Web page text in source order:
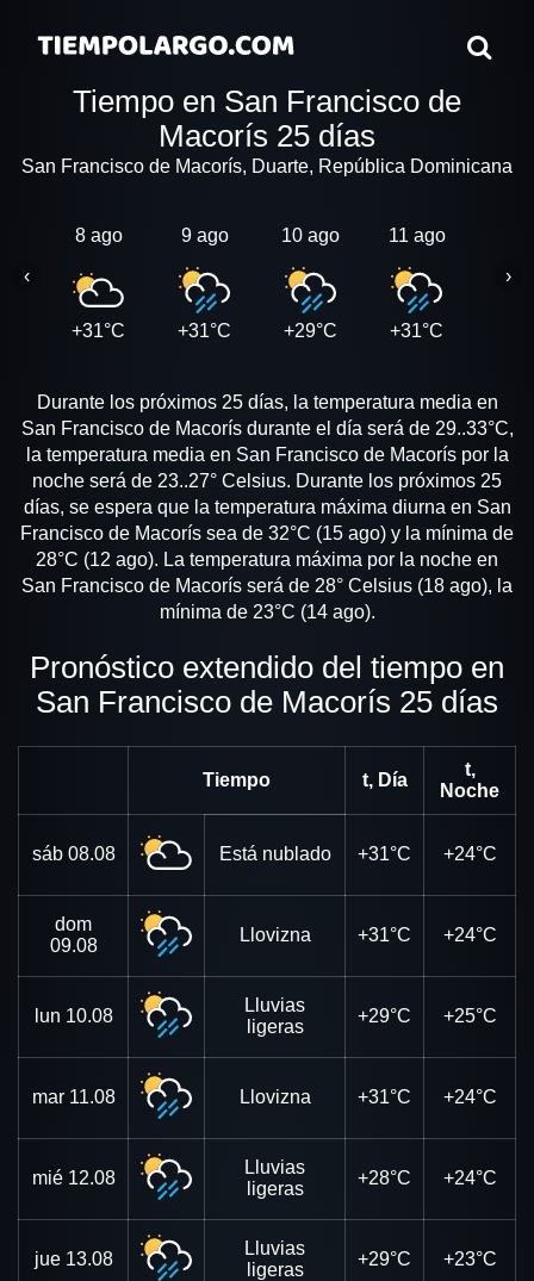
Tiempo en San Francisco de
Macorís 25 días
San Francisco de Macorís, Duarte, República Dominicana
8 ago
+31°C
9 ago
+31°C
10 ago
+29°C
11 ago
+31°C
‹ ›
Durante los próximos 25 días, la temperatura media en
San Francisco de Macorís durante el día será de 29..33°C,
la temperatura media en San Francisco de Macorís por la
noche será de 23..27° Celsius. Durante los próximos 25
días, se espera que la temperatura máxima diurna en San
Francisco de Macorís sea de 32°C (15 ago) y la mínima de
28°C (12 ago). La temperatura máxima por la noche en
San Francisco de Macorís será de 28° Celsius (18 ago), la
mínima de 23°C (14 ago).
Pronóstico extendido del tiempo en
San Francisco de Macorís 25 días
Tiempo t, Día
t,
Noche
sáb 08.08 Está nublado +31°C +24°C
dom
09.08
Llovizna +31°C +24°C
lun 10.08
Lluvias
ligeras
+29°C +25°C
mar 11.08 Llovizna +31°C +24°C
mié 12.08
Lluvias
ligeras
+28°C +24°C
jue 13.08
Lluvias
ligeras
+29°C +23°C